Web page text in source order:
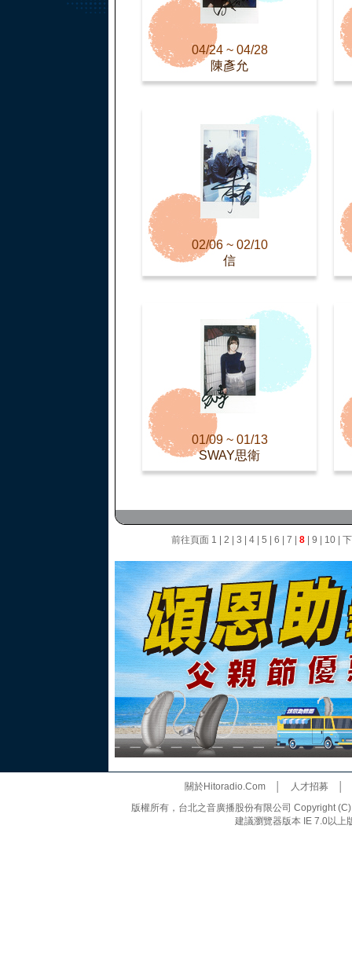
04/24 ~ 04/28
陳彥允
02/06 ~ 02/10
信
01/09 ~ 01/13
SWAY思衛
前往頁面 1 2 3 4| 5 6 7 8| 9 10|
關於Hitoradio.Com│ 人才招募
版權所有，台北之音廣播股份有限公司 Copyright
建議瀏覽器版本 IE 7.0以上